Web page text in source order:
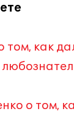
том, как
о том,